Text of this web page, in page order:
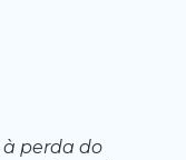
perda do